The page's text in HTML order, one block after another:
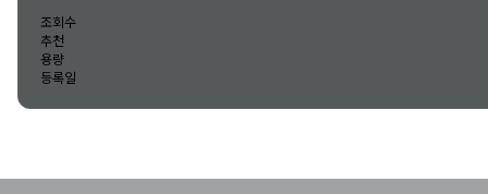
조회수
추천
용량
등록일